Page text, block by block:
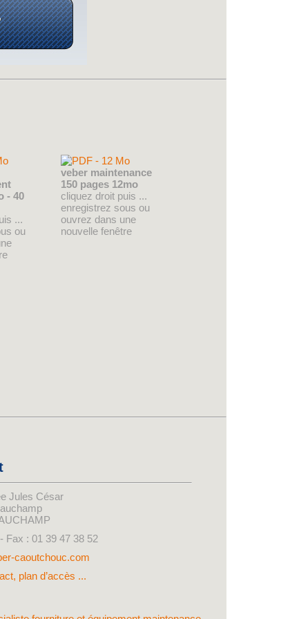
- 40
...
ou
veber maintenance
150 pages 12mo
cliquez droit puis ...
enregistrez sous ou
ouvrez dans une
nouvelle fenêtre
Jules César
Fax : 01 39 47 38 52
caoutchouc.com
plan d’accès ...